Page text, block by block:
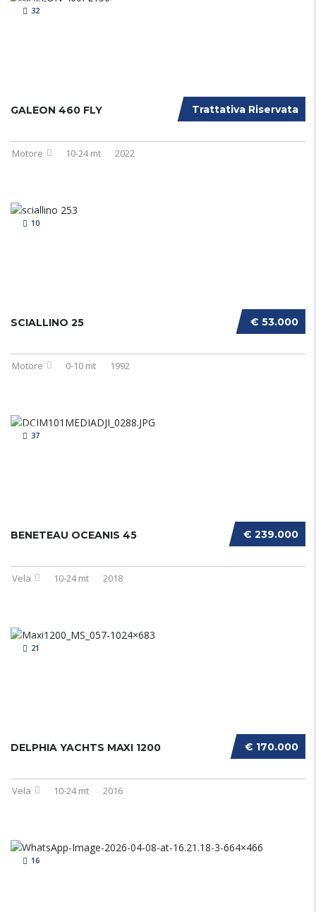
32
Trattativa Riservata
GALEON 460 FLY
Motore 10-24 mt 2022
10
€ 53.000
SCIALLINO 25
Motore 0-10 mt 1992
37
€ 239.000
BENETEAU OCEANIS 45
Vela 10-24 mt 2018
21
€ 170.000
DELPHIA YACHTS MAXI 1200
Vela 10-24 mt 2016
16